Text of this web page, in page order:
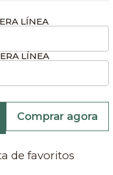
LÍNEA
LÍNEA
Comprar agora
de favoritos